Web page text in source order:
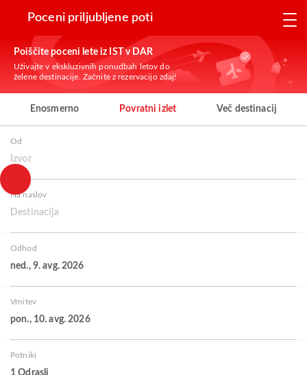
Poceni priljubljene poti
Poiščite poceni lete iz IST v DAR
Uživajte v ekskluzivnih ponudbah letov do
želene destinacije. Začnite z rezervacijo zdaj!
Enosmerno Povratni izlet Več destinacij
Od
Izvor
Na naslov
Destinacija
Odhod
ned., 9. avg. 2026
Vrnitev
pon., 10. avg. 2026
Potniki
1 Odrasli